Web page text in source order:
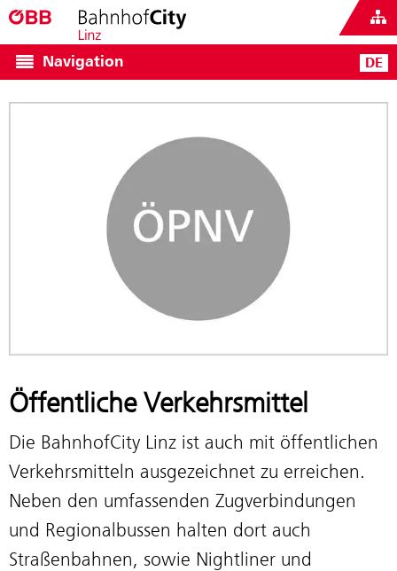
Navigation DE
Öffentliche Verkehrsmittel
Die BahnhofCity Linz ist auch mit öffentlichen
Verkehrsmitteln ausgezeichnet zu erreichen.
Neben den umfassenden Zugverbindungen
und Regionalbussen halten dort auch
Straßenbahnen, sowie Nightliner und